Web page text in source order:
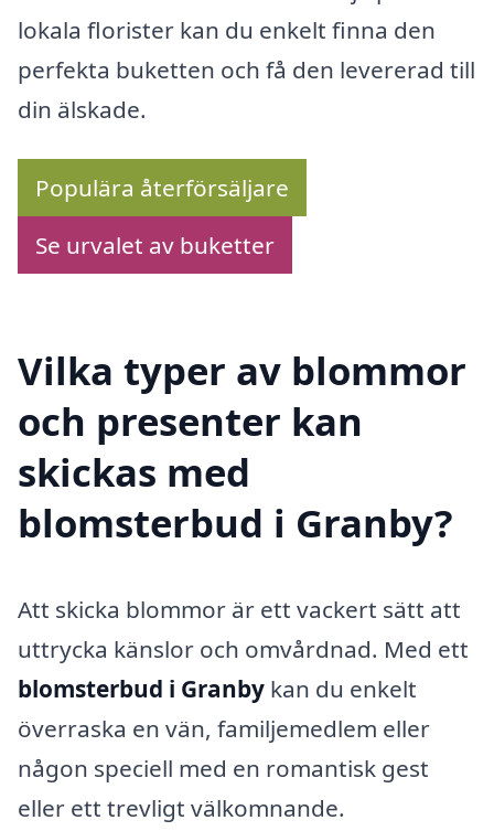
lokala florister kan du enkelt finna den
perfekta buketten och få den levererad till
din älskade.
Populära återförsäljare
Se urvalet av buketter
Vilka typer av blommor
och presenter kan
skickas med
blomsterbud i Granby?
Att skicka blommor är ett vackert sätt att
uttrycka känslor och omvårdnad. Med ett
blomsterbud i Granby kan du enkelt
överraska en vän, familjemedlem eller
någon speciell med en romantisk gest
eller ett trevligt välkomnande.